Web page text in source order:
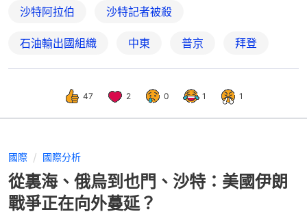
沙特阿拉伯 沙特記者被殺
石油輸出國組織 中東 普京 拜登
47 2 0 1 1
國際 國際分析
從裏海、俄烏到也門、沙特：美國伊朗
戰爭正在向外蔓延？